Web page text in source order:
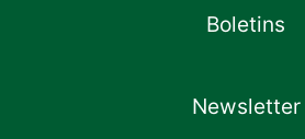
Boletins
Newsletter